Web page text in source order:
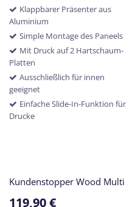
Klappbarer Präsenter aus
Aluminium
Simple Montage des Paneels
Mit Druck auf 2 Hartschaum-
Platten
Ausschließlich für innen
geeignet
Einfache Slide-In-Funktion für
Drucke
Kundenstopper Wood Multi
119,90€